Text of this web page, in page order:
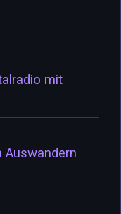
mit
Auswandern